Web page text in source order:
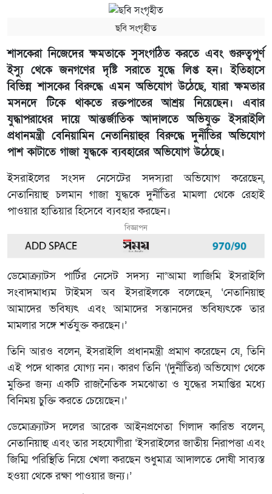
ছবি সংগৃহীত
শাসকেরা নিজেদের ক্ষমতাকে সুসংগঠিত করতে এবং গুরুত্বপূর্ণ
ইস্যু থেকে জনগণের দৃষ্টি সরাতে যুদ্ধে লিপ্ত হন। ইতিহাসে
বিভিন্ন শাসকের বিরুদ্ধে এমন অভিযোগ উঠেছে, যারা ক্ষমতার
মসনদে টিকে থাকতে রক্তপাতের আশ্রয় নিয়েছেন। এবার
যুদ্ধাপরাধের দায়ে আন্তর্জাতিক আদালতে অভিযুক্ত ইসরাইলি
প্রধানমন্ত্রী বেনিয়ামিন নেতানিয়াহুর বিরুদ্ধে দুর্নীতির অভিযোগ
পাশ কাটাতে গাজা যুদ্ধকে ব্যবহারের অভিযোগ উঠেছে।
ইসরাইলের সংসদ নেসেটের সদস্যরা অভিযোগ করেছেন,
নেতানিয়াহু চলমান গাজা যুদ্ধকে দুর্নীতির মামলা থেকে রেহাই
পাওয়ার হাতিয়ার হিসেবে ব্যবহার করছেন।
বিজ্ঞাপন
ডেমোক্র্যাটস পার্টির নেসেট সদস্য না’আমা লাজিমি ইসরাইলি
সংবাদমাধ্যম টাইমস অব ইসরাইলকে বলেছেন, ‘নেতানিয়াহু
আমাদের ভবিষ্যৎ এবং আমাদের সন্তানদের ভবিষ্যৎকে তার
মামলার সঙ্গে শর্তযুক্ত করছেন।’
তিনি আরও বলেন, ইসরাইলি প্রধানমন্ত্রী প্রমাণ করেছেন যে, তিনি
এই পদে থাকার যোগ্য নন। কারণ তিনি ‘(দুর্নীতির) অভিযোগ থেকে
মুক্তির জন্য একটি রাজনৈতিক সমঝোতা ও যুদ্ধের সমাপ্তির মধ্যে
বিনিময় চুক্তি করতে চেয়েছেন।’
ডেমোক্র্যাটস দলের আরেক আইনপ্রণেতা গিলাদ কারিভ বলেন,
নেতানিয়াহু এবং তার সহযোগীরা ‘ইসরাইলের জাতীয় নিরাপত্তা এবং
জিম্মি পরিস্থিতি নিয়ে খেলা করছেন শুধুমাত্র আদালতে দোষী সাব্যস্ত
হওয়া থেকে রক্ষা পাওয়ার জন্য।’